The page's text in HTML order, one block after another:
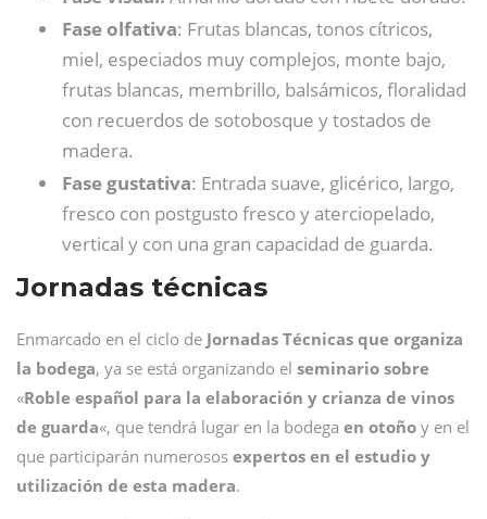
Fase olfativa: Frutas blancas, tonos cítricos,
miel, especiados muy complejos, monte bajo,
frutas blancas, membrillo, balsámicos, floralidad
con recuerdos de sotobosque y tostados de
madera.
Fase gustativa: Entrada suave, glicérico, largo,
fresco con postgusto fresco y aterciopelado,
vertical y con una gran capacidad de guarda.
Jornadas técnicas
Enmarcado en el ciclo de Jornadas Técnicas que organiza
la bodega, ya se está organizando el seminario sobre
«Roble español para la elaboración y crianza de vinos
de guarda«, que tendrá lugar en la bodega en otoño y en el
que participarán numerosos expertos en el estudio y
utilización de esta madera.